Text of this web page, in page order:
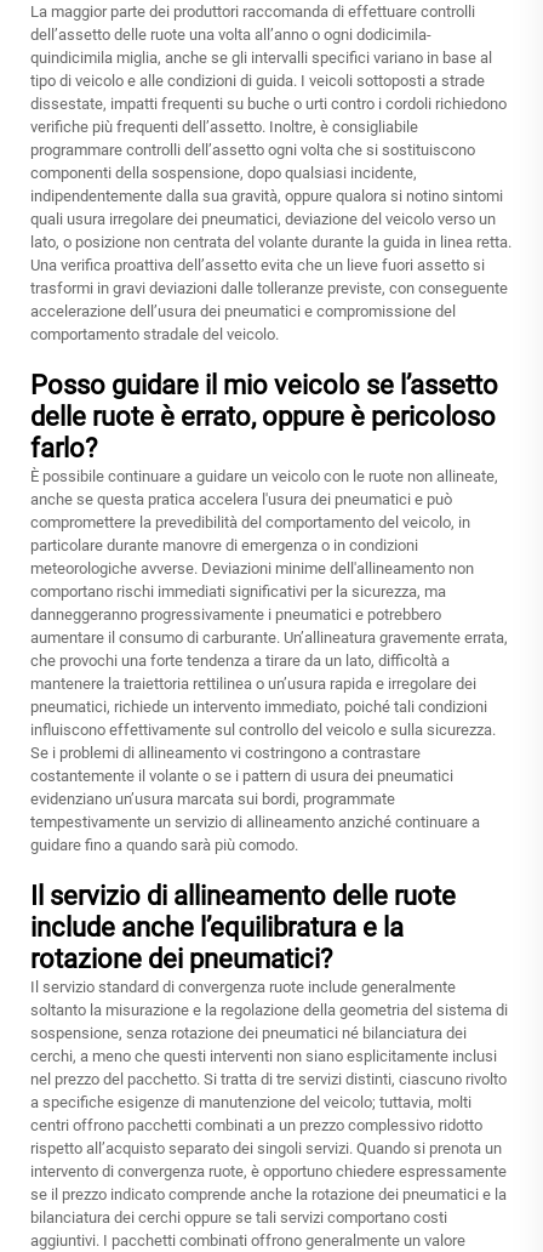
La maggior parte dei produttori raccomanda di effettuare controlli
dell’assetto delle ruote una volta all’anno o ogni dodicimila-
quindicimila miglia, anche se gli intervalli specifici variano in base al
tipo di veicolo e alle condizioni di guida. I veicoli sottoposti a strade
dissestate, impatti frequenti su buche o urti contro i cordoli richiedono
verifiche più frequenti dell’assetto. Inoltre, è consigliabile
programmare controlli dell’assetto ogni volta che si sostituiscono
componenti della sospensione, dopo qualsiasi incidente,
indipendentemente dalla sua gravità, oppure qualora si notino sintomi
quali usura irregolare dei pneumatici, deviazione del veicolo verso un
lato, o posizione non centrata del volante durante la guida in linea retta.
Una verifica proattiva dell’assetto evita che un lieve fuori assetto si
trasformi in gravi deviazioni dalle tolleranze previste, con conseguente
accelerazione dell’usura dei pneumatici e compromissione del
comportamento stradale del veicolo.
Posso guidare il mio veicolo se l’assetto
delle ruote è errato, oppure è pericoloso
farlo?
È possibile continuare a guidare un veicolo con le ruote non allineate,
anche se questa pratica accelera l'usura dei pneumatici e può
compromettere la prevedibilità del comportamento del veicolo, in
particolare durante manovre di emergenza o in condizioni
meteorologiche avverse. Deviazioni minime dell'allineamento non
comportano rischi immediati significativi per la sicurezza, ma
danneggeranno progressivamente i pneumatici e potrebbero
aumentare il consumo di carburante. Un’allineatura gravemente errata,
che provochi una forte tendenza a tirare da un lato, difficoltà a
mantenere la traiettoria rettilinea o un’usura rapida e irregolare dei
pneumatici, richiede un intervento immediato, poiché tali condizioni
influiscono effettivamente sul controllo del veicolo e sulla sicurezza.
Se i problemi di allineamento vi costringono a contrastare
costantemente il volante o se i pattern di usura dei pneumatici
evidenziano un’usura marcata sui bordi, programmate
tempestivamente un servizio di allineamento anziché continuare a
guidare fino a quando sarà più comodo.
Il servizio di allineamento delle ruote
include anche l’equilibratura e la
rotazione dei pneumatici?
Il servizio standard di convergenza ruote include generalmente
soltanto la misurazione e la regolazione della geometria del sistema di
sospensione, senza rotazione dei pneumatici né bilanciatura dei
cerchi, a meno che questi interventi non siano esplicitamente inclusi
nel prezzo del pacchetto. Si tratta di tre servizi distinti, ciascuno rivolto
a specifiche esigenze di manutenzione del veicolo; tuttavia, molti
centri offrono pacchetti combinati a un prezzo complessivo ridotto
rispetto all’acquisto separato dei singoli servizi. Quando si prenota un
intervento di convergenza ruote, è opportuno chiedere espressamente
se il prezzo indicato comprende anche la rotazione dei pneumatici e la
bilanciatura dei cerchi oppure se tali servizi comportano costi
aggiuntivi. I pacchetti combinati offrono generalmente un valore